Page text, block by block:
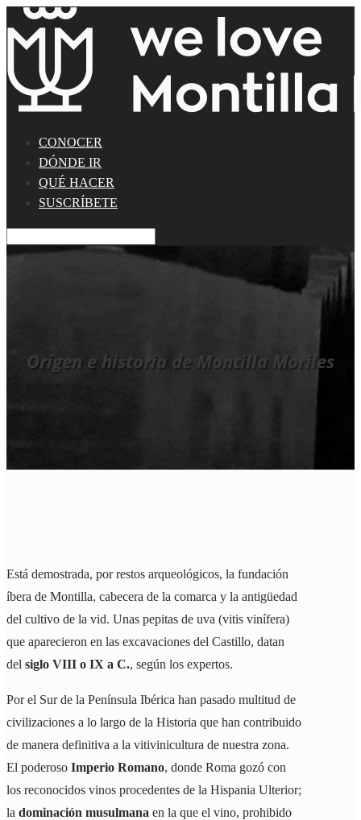
CONOCER
DÓNDE IR
QUÉ HACER
SUSCRÍBETE
Origen e historia de Montilla Moriles
Está demostrada, por restos arqueológicos, la fundación
íbera de Montilla, cabecera de la comarca y la antigüedad
del cultivo de la vid. Unas pepitas de uva (vitis vinífera)
que aparecieron en las excavaciones del Castillo, datan
del siglo VIII o IX a C., según los expertos.
Por el Sur de la Península Ibérica han pasado multitud de
civilizaciones a lo largo de la Historia que han contribuido
de manera definitiva a la vitivinicultura de nuestra zona.
El poderoso Imperio Romano, donde Roma gozó con
los reconocidos vinos procedentes de la Hispania Ulterior;
la dominación musulmana en la que el vino, prohibido